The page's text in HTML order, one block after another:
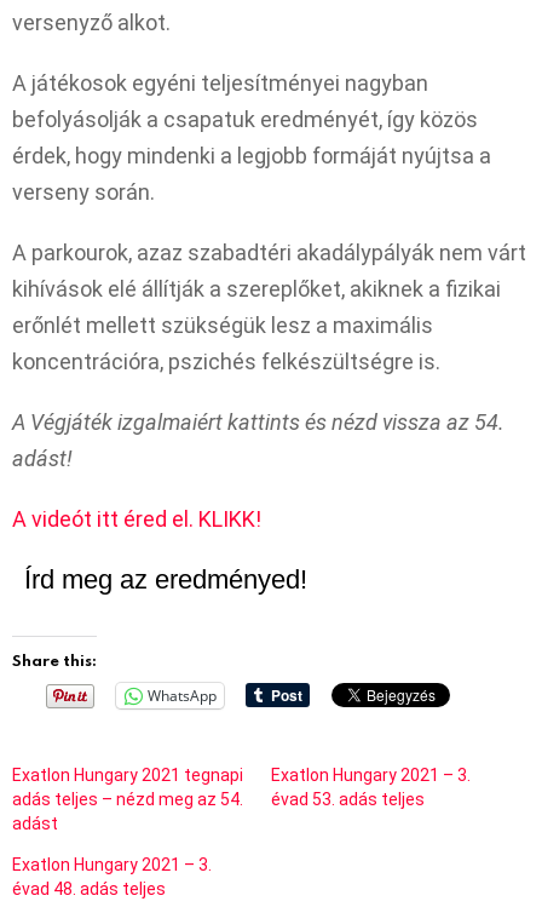
versenyző alkot.
A játékosok egyéni teljesítményei nagyban
befolyásolják a csapatuk eredményét, így közös
érdek, hogy mindenki a legjobb formáját nyújtsa a
verseny során.
A parkourok, azaz szabadtéri akadálypályák nem várt
kihívások elé állítják a szereplőket, akiknek a fizikai
erőnlét mellett szükségük lesz a maximális
koncentrációra, pszichés felkészültségre is.
A Végjáték izgalmaiért kattints és nézd vissza az 54.
adást!
A videót itt éred el. KLIKK!
Írd meg az eredményed!
Share this:
WhatsApp
Exatlon Hungary 2021 tegnapi
adás teljes – nézd meg az 54.
adást
Exatlon Hungary 2021 – 3.
évad 53. adás teljes
Exatlon Hungary 2021 – 3.
évad 48. adás teljes